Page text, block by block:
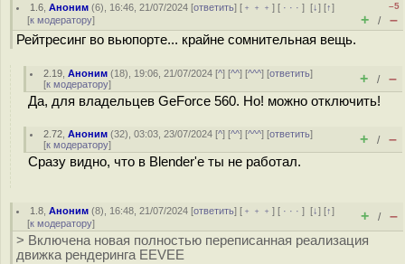
1.6 ,Аноним (6), 16:46, 21/07/2024 [ответить] [ ﹢﹢﹢] [ · · ·][↓] [↑]
[к модератору]
–5
+ / –
Рейтресинг во вьюпорте... крайне сомнительная вещь.
2.19 ,Аноним (18), 19:06, 21/07/2024 [^] [^^] [^^^] [ответить]
[к модератору] + / –
Да, для владельцев GeForce 560. Но! можно отключить!
2.72 ,Аноним (32), 03:03, 23/07/2024 [^] [^^] [^^^] [ответить]
[к модератору] + / –
Сразу видно, что в Blender'е ты не работал.
1.8 ,Аноним (8), 16:48, 21/07/2024 [ответить] [ ﹢﹢﹢] [ · · ·][↓] [↑]
[к модератору] + / –
> Включена новая полностью переписанная реализация
движка рендеринга EEVEE